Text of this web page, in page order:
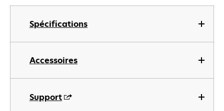
Spécifications
Accessoires
Support